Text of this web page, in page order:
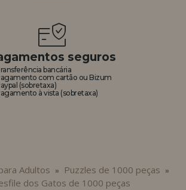
seguros
bancária
com cartão ou Bizum
(sobretaxa)
à vista (sobretaxa)
Adultos » Puzzles de 1000 peças »
dos Gatos de 1000 peças